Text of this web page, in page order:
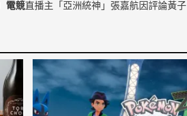
電競直播主「亞洲統神」張嘉航因評論黃子